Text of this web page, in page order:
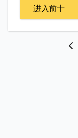
进入前十